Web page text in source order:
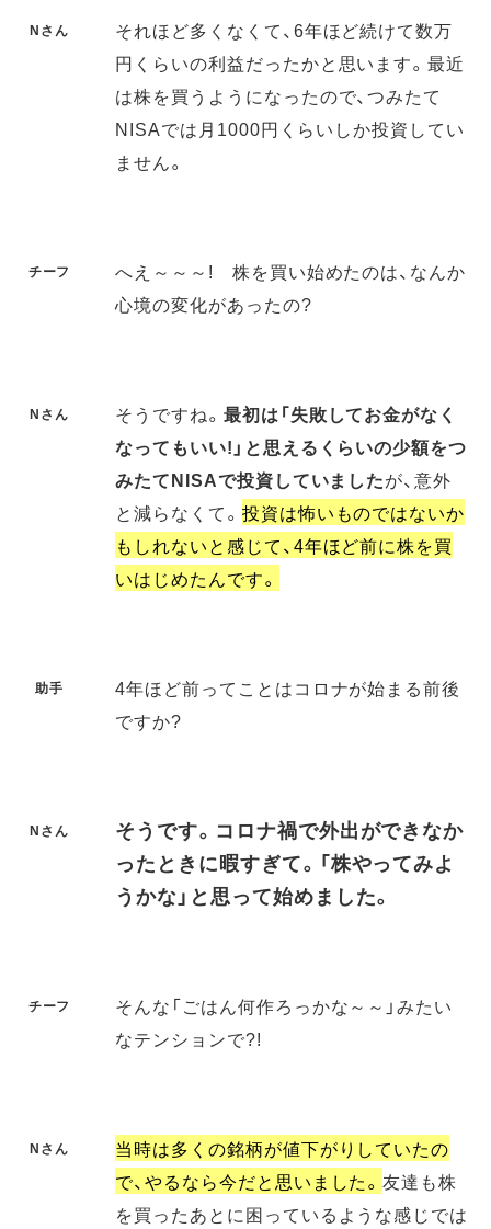
Nさん
それほど多くなくて、6年ほど続けて数万
円くらいの利益だったかと思います。最近
は株を買うようになったので、つみたて
NISAでは月1000円くらいしか投資してい
ません。
チーフ
へえ～～～! 株を買い始めたのは、なんか
心境の変化があったの?
Nさん そうですね。 最初は「失敗してお金がなく
なってもいい!」と思えるくらいの少額をつ
みたてNISAで投資していましたが、意外
と減らなくて。 投資は怖いものではないか
もしれないと感じて、4年ほど前に株を買
いはじめたんです。
助手
4年ほど前ってことはコロナが始まる前後
ですか?
Nさん
そうです。コロナ禍で外出ができなか
ったときに暇すぎて。「株やってみよ
うかな」と思って始めました。
チーフ
そんな「ごはん何作ろっかな～～」みたい
なテンションで?!
Nさん
当時は多くの銘柄が値下がりしていたの
で、やるなら今だと思いました。友達も株
を買ったあとに困っているような感じでは